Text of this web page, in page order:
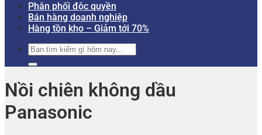
Phân phối độc quyền
Bán hàng doanh nghiệp
Hàng tồn kho – Giảm tới 70%
Tìm
kiếm:
Nồi chiên không dầu
Panasonic